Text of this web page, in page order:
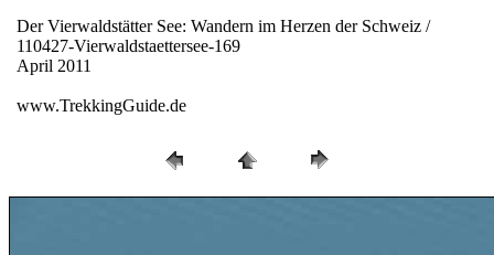
Der Vierwaldstätter See: Wandern im Herzen der Schweiz /
110427-Vierwaldstaettersee-169
April 2011
www.TrekkingGuide.de